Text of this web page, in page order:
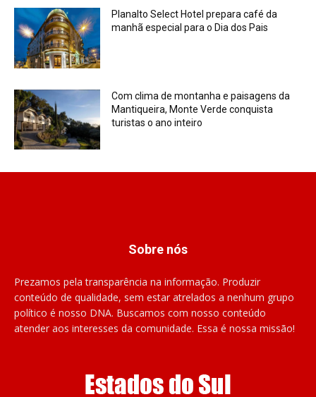
Planalto Select Hotel prepara café da
manhã especial para o Dia dos Pais
Com clima de montanha e paisagens da
Mantiqueira, Monte Verde conquista
turistas o ano inteiro
Sobre nós
Prezamos pela transparência na informação. Produzir
conteúdo de qualidade, sem estar atrelados a nenhum grupo
político é nosso DNA. Buscamos com nosso conteúdo
atender aos interesses da comunidade. Essa é nossa missão!